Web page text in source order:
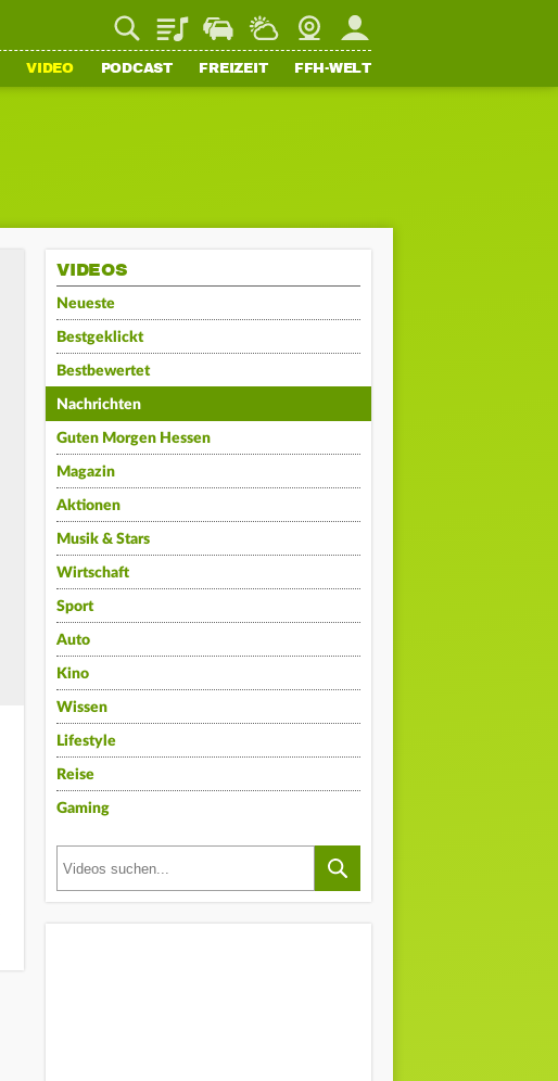
PlaylistStaupilotWetterWebcamMein FFH
VIDEO PODCAST FREIZEIT FFH-WELT
VIDEOS
Neueste
Bestgeklickt
Bestbewertet
Nachrichten
Guten Morgen Hessen
Magazin
Aktionen
Musik & Stars
Wirtschaft
Sport
Auto
Kino
Wissen
Lifestyle
Reise
Gaming